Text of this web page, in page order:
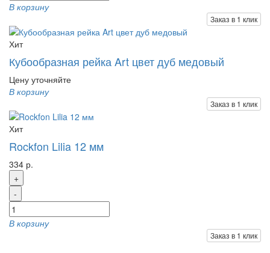
В корзину
Заказ в 1 клик
Хит
Кубообразная рейка Art цвет дуб медовый
Цену уточняйте
В корзину
Заказ в 1 клик
Хит
Rockfon Lilia 12 мм
334 р.
+
-
В корзину
Заказ в 1 клик